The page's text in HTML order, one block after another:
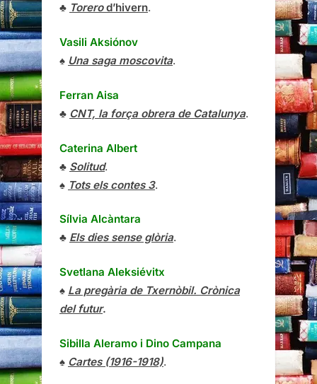
♣ Torerod’hivern.
Vasili Aksiónov
♠ Una saga moscovita.
Ferran Aisa
♣ CNT, la força obrera de Catalunya.
Caterina Albert
♣ Solitud.
♠ Tots els contes 3.
Sílvia Alcàntara
♣ Els dies sense glòria.
Svetlana Aleksiévitx
♠ La pregària de Txernòbil. Crònica
del futur.
Sibilla Aleramo i Dino Campana
♠ Cartes (1916-1918).